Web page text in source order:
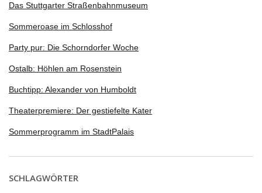
Das Stuttgarter Straßenbahnmuseum
Sommeroase im Schlosshof
Party pur: Die Schorndorfer Woche
Ostalb: Höhlen am Rosenstein
Buchtipp: Alexander von Humboldt
Theaterpremiere: Der gestiefelte Kater
Sommerprogramm im StadtPalais
SCHLAGWÖRTER